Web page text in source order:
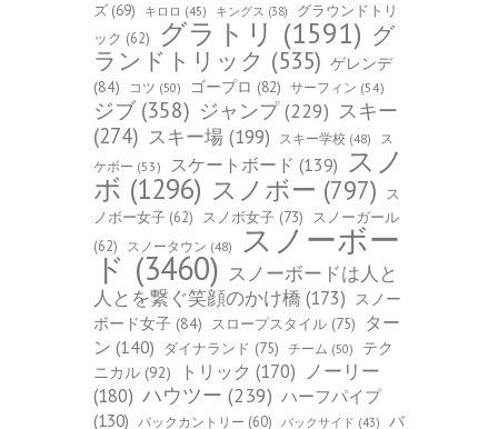
ズ (69) キロロ (45) キングス (38)
グラウンドトリ
ック (62) グラトリ (1591) グ
ランドトリック (535) ゲレンデ
(84)
コツ (50) ゴープロ (82) サーフィン (54)
ジブ (358) ジャンプ(229) スキー
(274) スキー場 (199) スキー学校 (48)
ス
ケボー (53) スケートボード (139) スノ
ボ (1296) スノボー (797)
ス
ノボー女子 (62) スノボ女子 (73)
スノーガール
(62)
スノータウン (48) スノーボー
ド (3460) スノーボードは人と
人とを繋ぐ笑顔のかけ橋 (173) スノー
ボード女子 (84) スロープスタイル (75)
ター
ン (140) ダイナランド (75) チーム (50)
テク
ニカル (92) トリック (170) ノーリー
(180) ハウツー (239) ハーフパイプ
(130)
バックカントリー (60) バックサイド (43)
バ